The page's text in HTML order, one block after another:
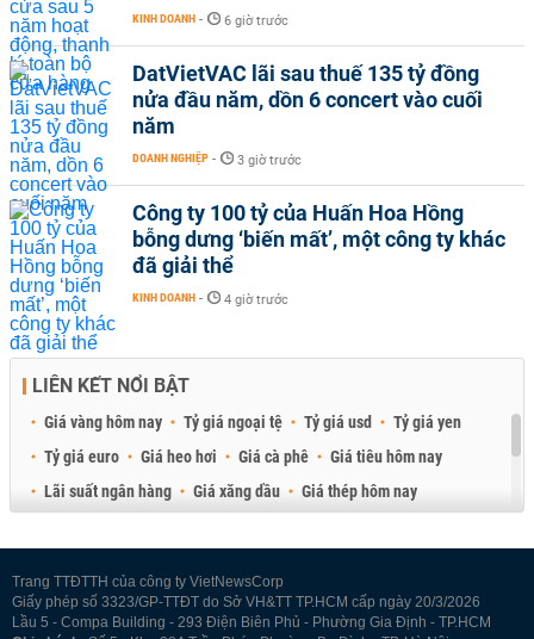
KINH DOANH - 6 giờ trước
DatVietVAC lãi sau thuế 135 tỷ đồng
nửa đầu năm, dồn 6 concert vào cuối
năm
DOANH NGHIỆP - 3 giờ trước
Công ty 100 tỷ của Huấn Hoa Hồng
bỗng dưng ‘biến mất’, một công ty khác
đã giải thể
KINH DOANH - 4 giờ trước
LIÊN KẾT NỔI BẬT
Giá vàng hôm nay Tỷ giá ngoại tệ Tỷ giá usd
Tỷ giá yen
Tỷ giá euro
Giá heo hơi Giá cà phê
Giá tiêu hôm nay
Lãi suất ngân hàng
Giá xăng dầu
Giá thép hôm nay
Trang TTĐTTH của công ty VietNewsCorp
Giấy phép số 3323/GP-TTĐT do Sở VH&TT TP.HCM cấp ngày 20/3/2026
Lầu 5 - Compa Building - 293 Điện Biên Phủ - Phường Gia Định - TP.HCM